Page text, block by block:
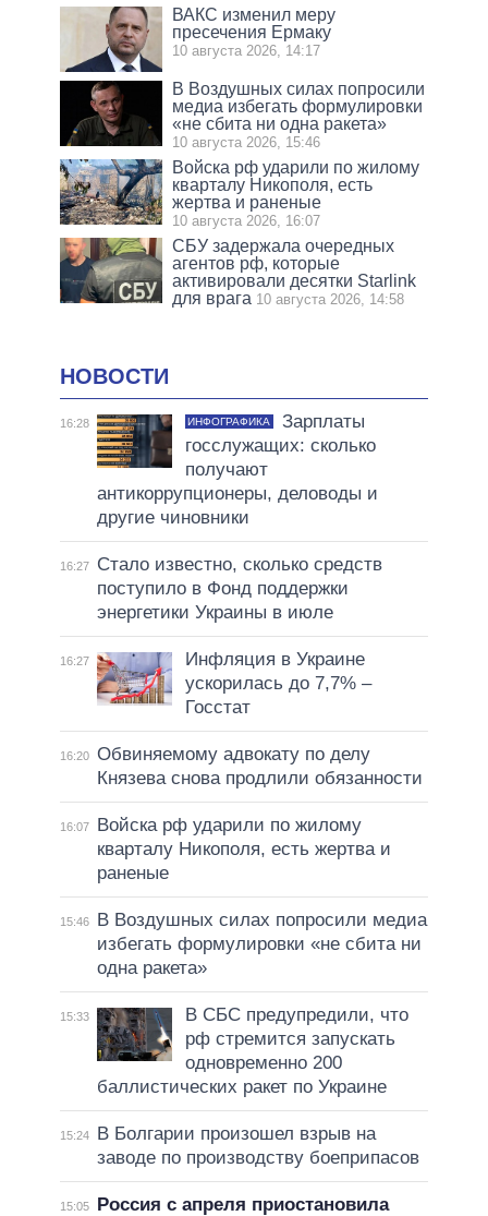
ВАКС изменил меру
пресечения Ермаку
10 августа 2026, 14:17
В Воздушных силах попросили
медиа избегать формулировки
«не сбита ни одна ракета»
10 августа 2026, 15:46
Войска рф ударили по жилому
кварталу Никополя, есть
жертва и раненые
10 августа 2026, 16:07
СБУ задержала очередных
агентов рф, которые
активировали десятки Starlink
для врага 10 августа 2026, 14:58
НОВОСТИ
16:28 ИНФОГРАФИКА
Зарплаты
госслужащих: сколько
получают
антикоррупционеры, деловоды и
другие чиновники
16:27
Стало известно, сколько средств
поступило в Фонд поддержки
энергетики Украины в июле
16:27
Инфляция в Украине
ускорилась до 7,7% –
Госстат
16:20 Обвиняемому адвокату по делу
Князева снова продлили обязанности
16:07
Войска рф ударили по жилому
кварталу Никополя, есть жертва и
раненые
15:46
В Воздушных силах попросили медиа
избегать формулировки «не сбита ни
одна ракета»
15:33
В СБС предупредили, что
рф стремится запускать
одновременно 200
баллистических ракет по Украине
15:24
В Болгарии произошел взрыв на
заводе по производству боеприпасов
15:05
Россия с апреля приостановила